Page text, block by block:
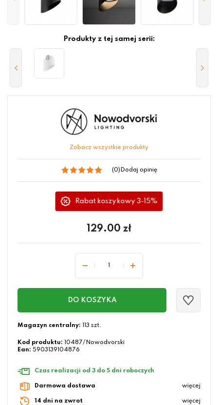
Produkty z tej samej serii:
Zobacz wszystkie produkty
(0) Dodaj opinię
Rabat koszykowy 3-15%
129.00 zł
DO KOSZYKA
Magazyn centralny: 113 szt.
Kod produktu:
10487/Nowodvorski
Ean: 5903139104876
Czas realizacji od 3 do 5 dni roboczych
Darmowa dostawa więcej
14 dni na zwrot więcej